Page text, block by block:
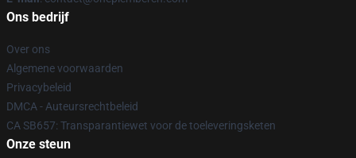
Ons bedrijf
Over ons
Algemene voorwaarden
Privacybeleid
DMCA - Auteursrechtbeleid
CA SB657: Transparantiewet voor de toeleveringsketen
Onze steun